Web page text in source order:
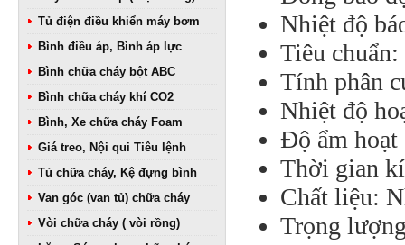
Tủ điện điều khiển máy bơm
Bình điều áp, Bình áp lực
Bình chữa cháy bột ABC
Bình chữa cháy khí CO2
Bình, Xe chữa cháy Foam
Giá treo, Nội qui Tiêu lệnh
Tủ chữa cháy, Kệ đựng bình
Van góc (van tủ) chữa cháy
Vòi chữa cháy ( vòi rồng)
Nhiệt độ
Tiêu
Tính phân
Nhiệt độ
Độ ẩm hoạt
Thời gian
Chất liệu:
Trọng